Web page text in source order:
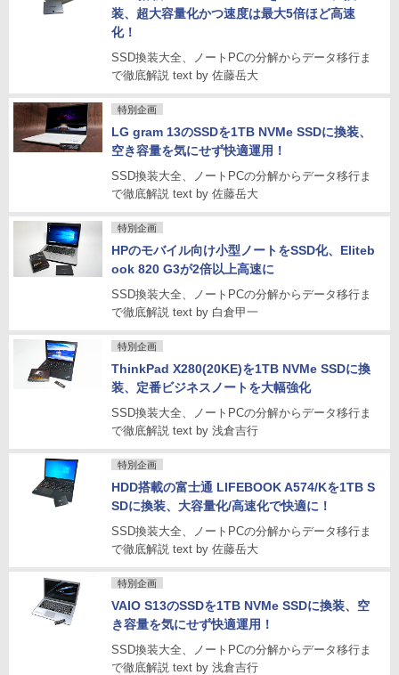
装、超大容量化かつ速度は最大5倍ほど高速
化！
SSD換装大全、ノートPCの分解からデータ移行ま
で徹底解説 text by 佐藤岳大
特別企画
LG gram 13のSSDを1TB NVMe SSDに換装、
空き容量を気にせず快適運用！
SSD換装大全、ノートPCの分解からデータ移行ま
で徹底解説 text by 佐藤岳大
特別企画
HPのモバイル向け小型ノートをSSD化、Eliteb
ook 820 G3が2倍以上高速に
SSD換装大全、ノートPCの分解からデータ移行ま
で徹底解説 text by 白倉甲一
特別企画
ThinkPad X280(20KE)を1TB NVMe SSDに換
装、定番ビジネスノートを大幅強化
SSD換装大全、ノートPCの分解からデータ移行ま
で徹底解説 text by 浅倉吉行
特別企画
HDD搭載の富士通 LIFEBOOK A574/Kを1TB S
SDに換装、大容量化/高速化で快適に！
SSD換装大全、ノートPCの分解からデータ移行ま
で徹底解説 text by 佐藤岳大
特別企画
VAIO S13のSSDを1TB NVMe SSDに換装、空
き容量を気にせず快適運用！
SSD換装大全、ノートPCの分解からデータ移行ま
で徹底解説 text by 浅倉吉行